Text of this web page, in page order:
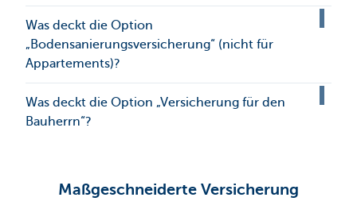
Was deckt die Option
„Bodensanierungsversicherung“ (nicht für
Appartements)?
Was deckt die Option „Versicherung für den
Bauherrn“?
Maßgeschneiderte Versicherung